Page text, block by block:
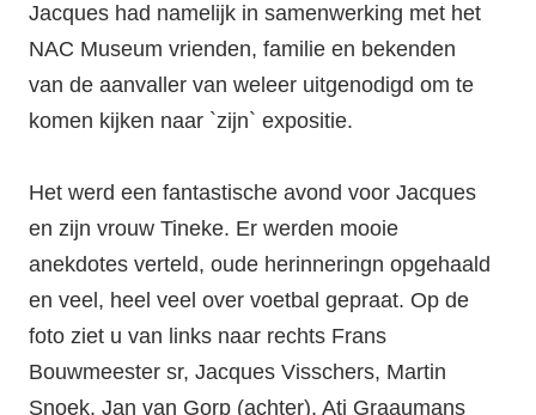
Jacques had namelijk in samenwerking met het
NAC Museum vrienden, familie en bekenden
van de aanvaller van weleer uitgenodigd om te
komen kijken naar `zijn` expositie.
Het werd een fantastische avond voor Jacques
en zijn vrouw Tineke. Er werden mooie
anekdotes verteld, oude herinneringn opgehaald
en veel, heel veel over voetbal gepraat. Op de
foto ziet u van links naar rechts Frans
Bouwmeester sr, Jacques Visschers, Martin
Snoek, Jan van Gorp (achter), Ati Graaumans